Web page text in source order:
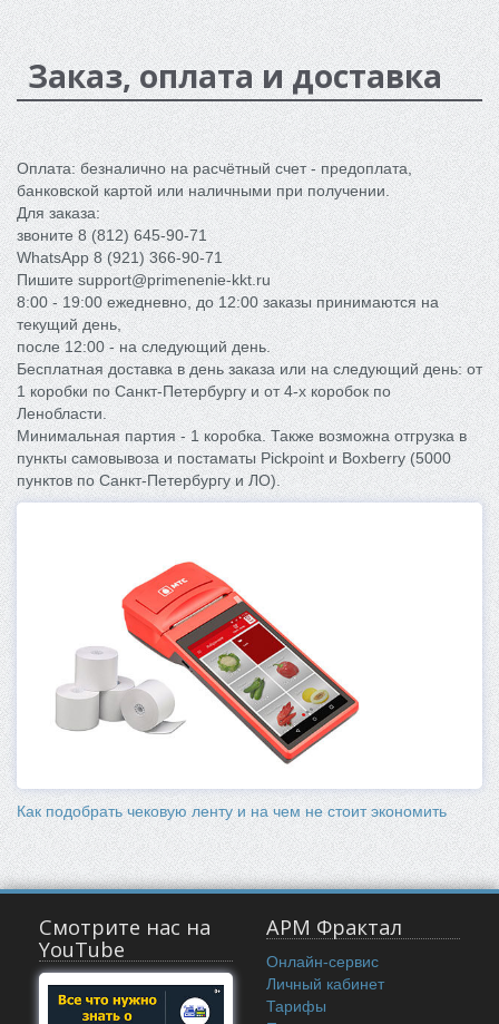
Заказ, оплата и доставка
Оплата: безналично на расчётный счет - предоплата,
банковской картой или наличными при получении.
Для заказа:
звоните 8 (812) 645-90-71
WhatsApp 8 (921) 366-90-71
Пишите support@primenenie-kkt.ru
8:00 - 19:00 ежедневно, до 12:00 заказы принимаются на
текущий день,
после 12:00 - на следующий день.
Бесплатная доставка в день заказа или на следующий день: от
1 коробки по Санкт-Петербургу и от 4-x коробок по
Ленобласти.
Минимальная партия - 1 коробка. Также возможна отгрузка в
пункты самовывоза и постаматы Pickpoint и Boxberry (5000
пунктов по Санкт-Петербургу и ЛО).
Как подобрать чековую ленту и на чем не стоит экономить
Смотрите нас на
YouTube
АРМ Фрактал
Онлайн-сервис
Личный кабинет
Тарифы